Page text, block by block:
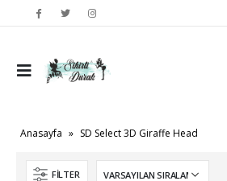
Anasayfa » SD Select 3D Giraffe Head
FILTER